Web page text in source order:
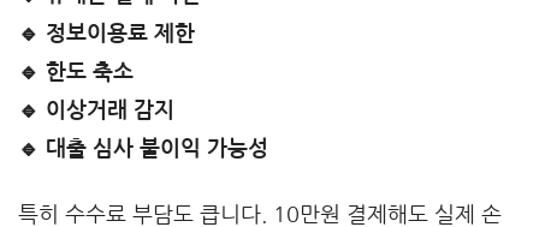
🔹 정보이용료 제한
🔹 한도 축소
🔹 이상거래 감지
🔹 대출 심사 불이익 가능성
특히 수수료 부담도 큽니다. 10만원 결제해도 실제 손